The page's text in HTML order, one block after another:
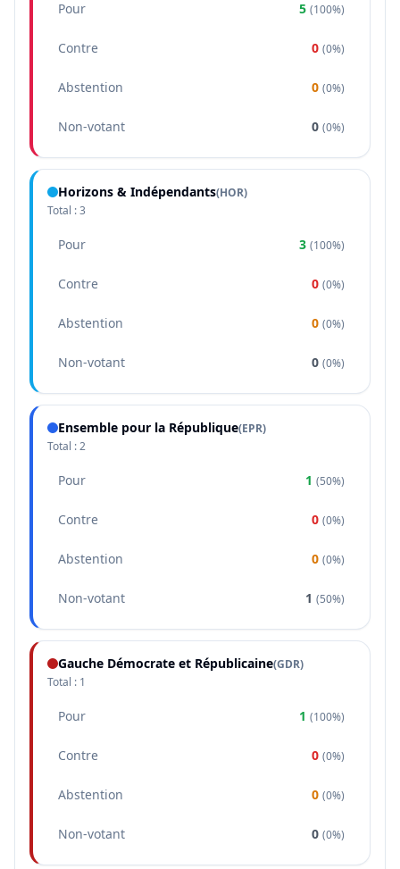
Pour 5 (100%)
Contre 0 (0%)
Abstention 0 (0%)
Non-votant 0 (0%)
Horizons & Indépendants(HOR)
Total :3
Pour 3 (100%)
Contre 0 (0%)
Abstention 0 (0%)
Non-votant 0 (0%)
Ensemble pour la République(EPR)
Total :2
Pour 1 (50%)
Contre 0 (0%)
Abstention 0 (0%)
Non-votant 1 (50%)
Gauche Démocrate et Républicaine(GDR)
Total : 1
Pour 1 (100%)
Contre 0 (0%)
Abstention 0 (0%)
Non-votant 0 (0%)